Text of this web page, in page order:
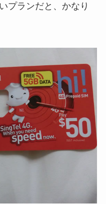
プランだと、かなり